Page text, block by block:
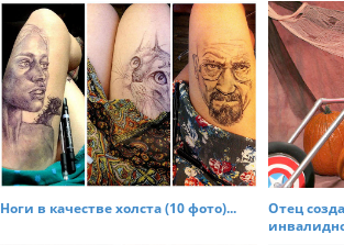
a
v
g
a
Ноги в качестве холста (10 фото)...
Отец